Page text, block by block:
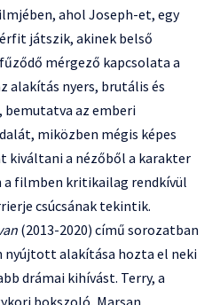
ahol Joseph-et, egy
játszik, akinek belső
mérgező kapcsolata a
alakítás nyers, brutális és
az emberi
miközben mégis képes
kiváltani a nézőből a karakter
a filmben kritikailag rendkívül
csúcsának tekintik.
(2013-2020) című sorozatban
nyújtott alakítása hozta el neki
drámai kihívást. Terry, a
bokszoló, Marsan